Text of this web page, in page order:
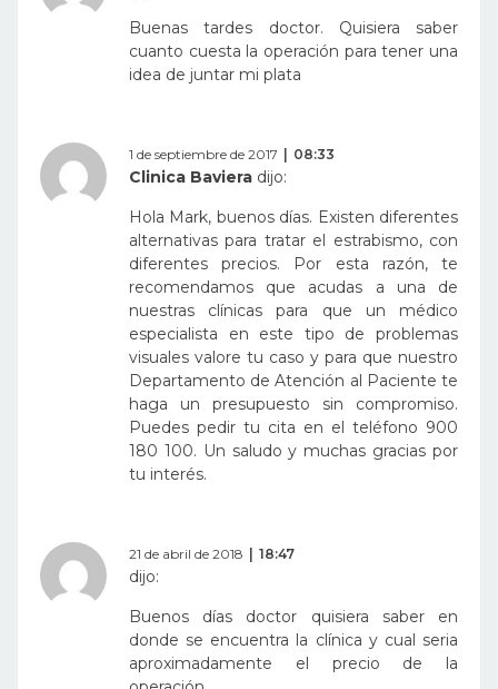
Buenas tardes doctor. Quisiera saber
cuanto cuesta la operación para tener una
idea de juntar mi plata
1 de septiembre de 2017 08:33
Clinica Baviera dijo:
Hola Mark, buenos días. Existen diferentes
alternativas para tratar el estrabismo, con
diferentes precios. Por esta razón, te
recomendamos que acudas a una de
nuestras clínicas para que un médico
especialista en este tipo de problemas
visuales valore tu caso y para que nuestro
Departamento de Atención al Paciente te
haga un presupuesto sin compromiso.
Puedes pedir tu cita en el teléfono 900
180 100. Un saludo y muchas gracias por
tu interés.
21 de abril de 2018 18:47
dijo:
Buenos días doctor quisiera saber en
donde se encuentra la clínica y cual seria
aproximadamente el precio de la